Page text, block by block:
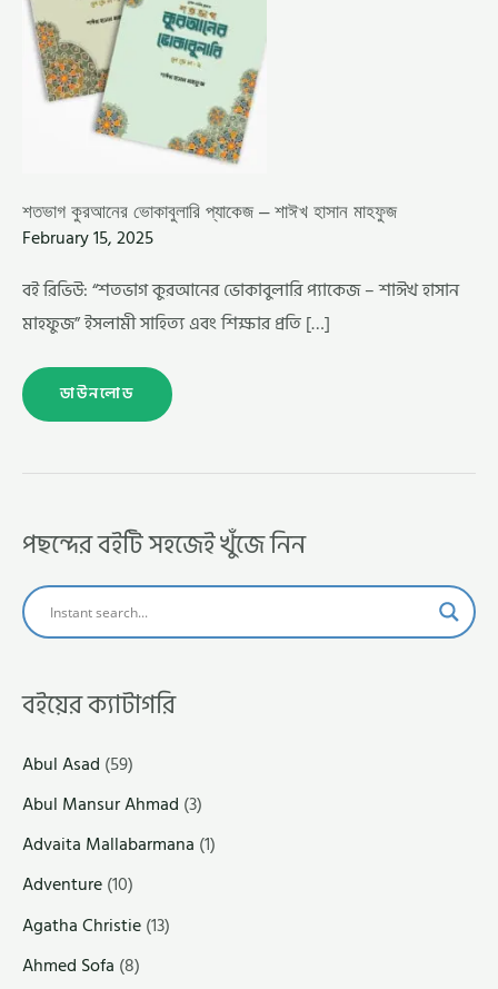
শতভাগ কুরআনের ভোকাবুলারি প্যাকেজ – শাঈখ হাসান মাহফুজ
February 15, 2025
বই রিভিউ: “শতভাগ কুরআনের ভোকাবুলারি প্যাকেজ – শাঈখ হাসান
মাহফুজ” ইসলামী সাহিত্য এবং শিক্ষার প্রতি […]
ডাউনলোড
পছন্দের বইটি সহজেই খুঁজে নিন
বইয়ের ক্যাটাগরি
Abul Asad (59)
Abul Mansur Ahmad (3)
Advaita Mallabarmana (1)
Adventure(10)
Agatha Christie(13)
Ahmed Sofa (8)